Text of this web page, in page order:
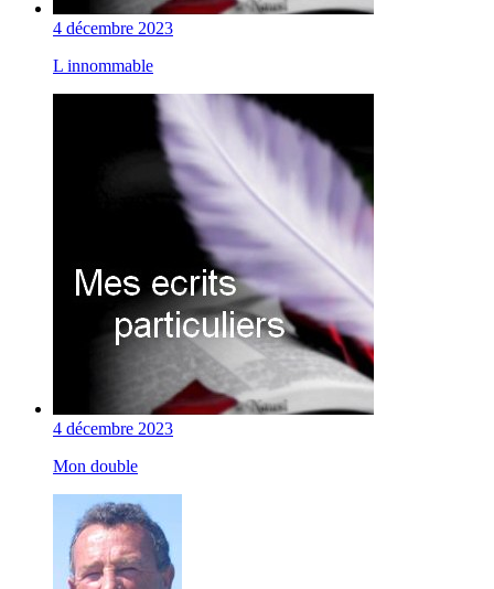
4 décembre 2023
L innommable
4 décembre 2023
Mon double